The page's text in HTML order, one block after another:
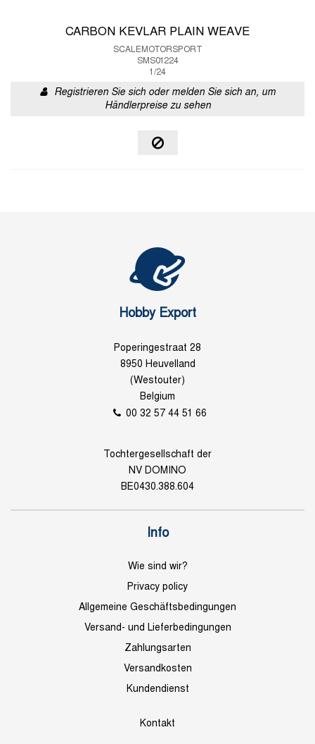
CARBON KEVLAR PLAIN WEAVE
SCALEMOTORSPORT
SMS01224
1/24
Registrieren Sie sich oder melden Sie sich an, um
Händlerpreise zu sehen
Hobby Export
Poperingestraat 28
8950 Heuvelland
(Westouter)
Belgium
00 32 57 44 51 66
Tochtergesellschaft der
NV DOMINO
BE0430.388.604
Info
Wie sind wir?
Privacy policy
Allgemeine Geschäftsbedingungen
Versand- und Lieferbedingungen
Zahlungsarten
Versandkosten
Kundendienst
Kontakt